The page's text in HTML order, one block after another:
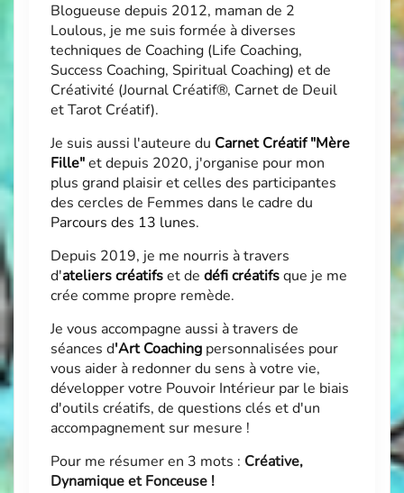
Blogueuse depuis 2012, maman de 2
Loulous, je me suis formée à diverses
techniques de Coaching (Life Coaching,
Success Coaching, Spiritual Coaching) et de
Créativité (Journal Créatif®, Carnet de Deuil
et Tarot Créatif).
Je suis aussi l'auteure du Carnet Créatif "Mère
Fille"et depuis 2020, j'organise pour mon
plus grand plaisir et celles des participantes
des cercles de Femmes dans le cadre du
Parcours des 13 lunes.
Depuis 2019, je me nourris à travers
d'ateliers créatifset de défi créatifsque je me
crée comme propre remède.
Je vous accompagne aussi à travers de
séances d'Art Coaching personnalisées pour
vous aider à redonner du sens à votre vie,
développer votre Pouvoir Intérieur par le biais
d'outils créatifs, de questions clés et d'un
accompagnement sur mesure !
Pour me résumer en 3 mots : Créative,
Dynamique et Fonceuse !